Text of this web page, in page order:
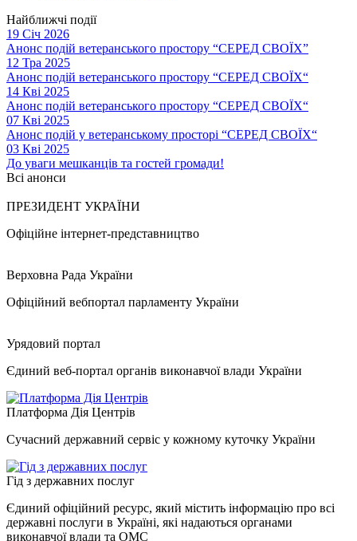
Найближчі події
19 Січ 2026
Анонс подій ветеранського простору “СЕРЕД СВОЇХ”
12 Тра 2025
Анонс подій ветеранського простору “СЕРЕД СВОЇХ“
14 Кві 2025
Анонс подій ветеранського простору “СЕРЕД СВОЇХ“
07 Кві 2025
Анонс подій у ветеранському просторі “СЕРЕД СВОЇХ“
03 Кві 2025
До уваги мешканців та гостей громади!
Всі анонси
ПРЕЗИДЕНТ УКРАЇНИ
Офіційне інтернет-представництво
Верховна Рада України
Офіційний вебпортал парламенту України
Урядовий портал
Єдиний веб-портал органів виконавчої влади України
Платформа Дія Центрів
Сучасний державний сервіс у кожному куточку України
Гід з державних послуг
Єдиний офіційний ресурс, який містить інформацію про всі
державні послуги в Україні, які надаються органами
виконавчої влади та ОМС